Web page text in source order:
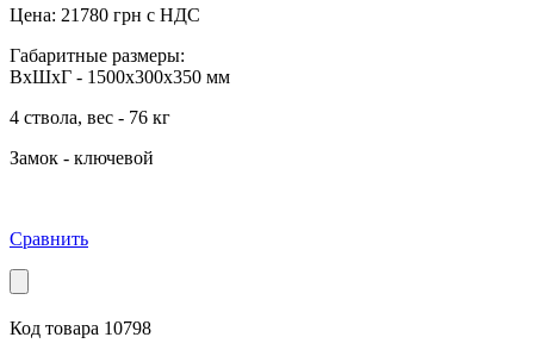
Цена: 21780 грн с НДС
Габаритные размеры:
ВхШхГ - 1500x300x350 мм
4 ствола, вес - 76 кг
Замок - ключевой
Сравнить
Код товара 10798